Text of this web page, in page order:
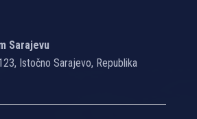
Sarajevu
Istočno Sarajevo, Republika